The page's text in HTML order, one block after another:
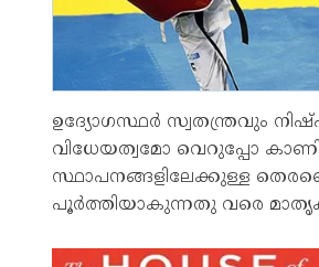
ഉദ്യോഗസ്ഥർ സ്വതന്ത്രവും
വിധേയത്വമോ വെറുപ്പോ
സ്ഥാപനങ്ങളിലേക്കുള്ള
പൂർത്തിയാകുന്നതു വരെ